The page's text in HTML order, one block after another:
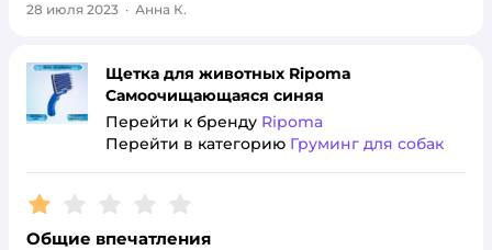
28 июля 2023 · Анна К.
Щетка для животных Ripoma
Самоочищающаяся синяя
Перейти к бренду Ripoma
Перейти в категорию Груминг для собак
Рейтинг:1
Общие впечатления